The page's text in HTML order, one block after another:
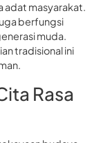
adat masyarakat.
berfungsi
muda.
tradisional ini
Rasa